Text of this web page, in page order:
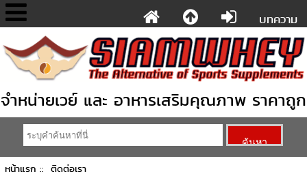
บทความ
จำหน่ายเวย์ และ อาหารเสริมคุณภาพ ราคาถูก
หน้าแรก :: ติดต่อเรา